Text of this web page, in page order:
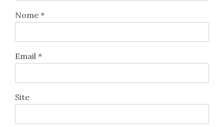
Nome *
Email *
Site